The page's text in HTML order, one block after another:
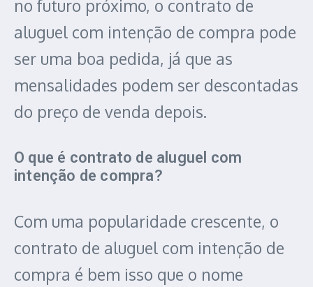
no futuro próximo, o contrato de
aluguel com intenção de compra pode
ser uma boa pedida, já que as
mensalidades podem ser descontadas
do preço de venda depois.
O que é contrato de aluguel com
intenção de compra?
Com uma popularidade crescente, o
contrato de aluguel com intenção de
compra é bem isso que o nome